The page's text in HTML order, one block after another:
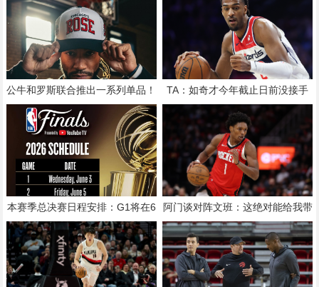
公牛和罗斯联合推出一系列单品！
将在球衣退役当天发售
TA：如奇才今年截止日前没接手
垃圾合同 他们将在自由市场找内
线
本赛季总决赛日程安排：G1将在6
月4日开打 最迟6月20日结束
阿门谈对阵文班：这绝对能给我带
来动力 但同时我只想赢球